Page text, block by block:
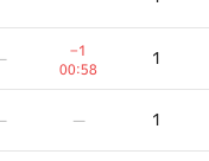
−1
00:58
1
— 1
— 1
1